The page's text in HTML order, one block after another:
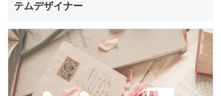
テムデザイナー